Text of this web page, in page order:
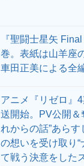
『聖闘士星矢
巻。表紙は山羊座
車田正美による全
アニメ『リゼロ』
送開始。PV公開＆
れからの話”あら
の想いを受け取り“
て戦う決意をした